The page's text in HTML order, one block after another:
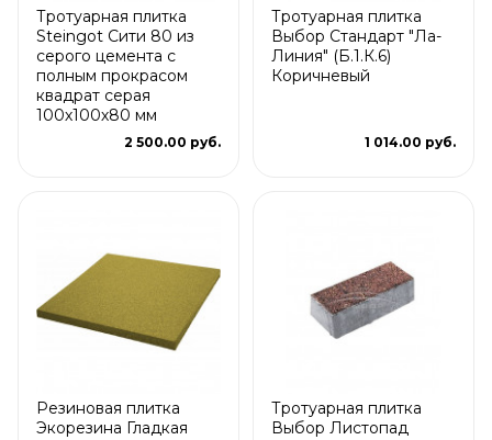
Тротуарная плитка
Steingot Сити 80 из
серого цемента с
полным прокрасом
квадрат серая
100х100х80 мм
2 500.00 руб.
Тротуарная плитка
Выбор Стандарт "Ла-
Линия" (Б.1.К.6)
Коричневый
1 014.00 руб.
Резиновая плитка
Экорезина Гладкая
Тротуарная плитка
Выбор Листопад